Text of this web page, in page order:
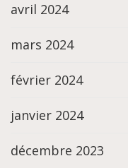
avril 2024
mars 2024
février 2024
janvier 2024
décembre 2023